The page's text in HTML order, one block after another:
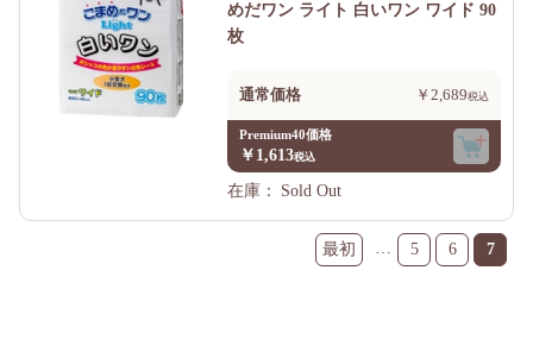
めだワン ライト 白いワン ワイド 90
枚
通常価格 ￥2,689
Premium40価格
￥1,613
在庫：
Sold Out
… 5 6 7